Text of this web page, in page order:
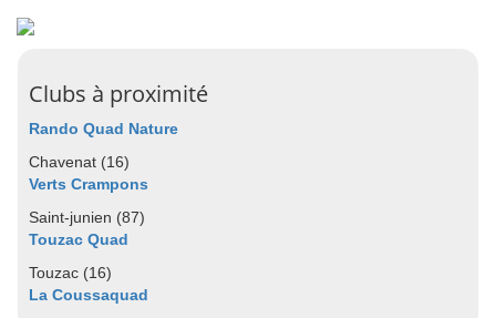
Clubs à proximité
Rando Quad Nature
Chavenat (16)
Verts Crampons
Saint-junien (87)
Touzac Quad
Touzac (16)
La Coussaquad